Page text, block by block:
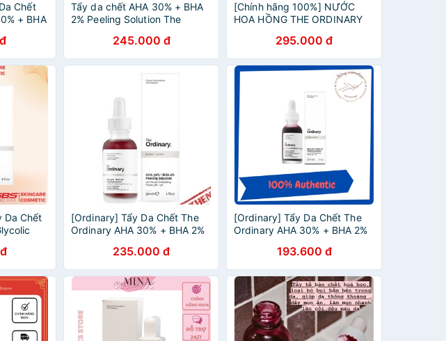
Chết
+ BHA
Tẩy da chết AHA 30% + BHA
2% Peeling Solution The
245.000 đ
[Chính hãng 100%] NƯỚC
HOA HỒNG THE ORDINARY
THE ORDINARY
295.000 đ
Da Chết
[Ordinary] Tẩy Da Chết The
Ordinary AHA 30% + BHA 2%
235.000 đ
[Ordinary] Tẩy Da Chết The
Ordinary AHA 30% + BHA 2%
193.600 đ